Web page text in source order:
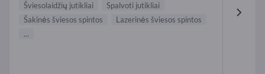
Šviesolaidžių jutikliai
Spalvoti jutikliai
Šakinės šviesos spintos
Lazerinės šviesos spintos
...